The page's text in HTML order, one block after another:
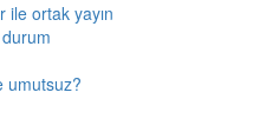
ile ortak yayın
umutsuz?